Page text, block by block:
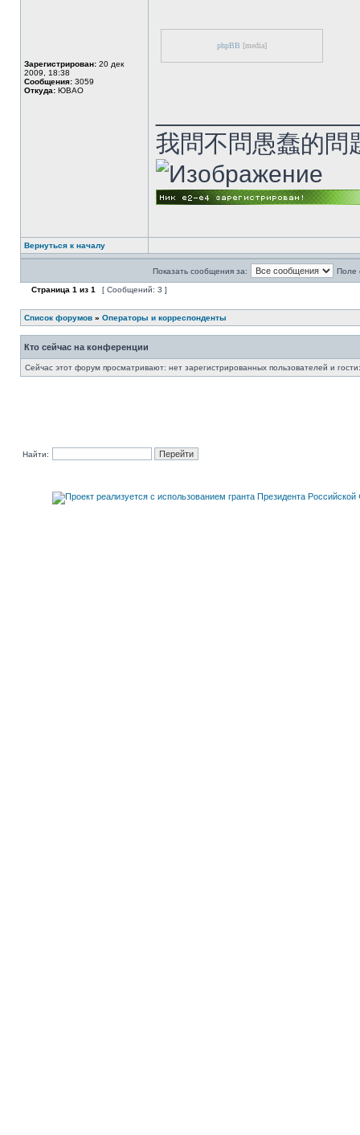
Зарегистрирован: 20 дек
2009, 18:38
Сообщения: 3059
Откуда: ЮВАО
phpBB [media]
我問不問愚蠢的問
Вернуться к началу
Показать сообщения за: Поле
Страница 1 из 1 [ Сообщений: 3 ]
Список форумов » Операторы и корреспонденты
Кто сейчас на конференции
Сейчас этот форум просматривают: нет зарегистрированных пользователей и
Найти: